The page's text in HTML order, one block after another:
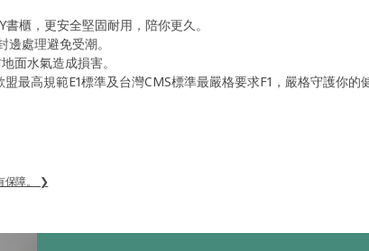
櫃，更安全堅固耐用，陪你更久。
處理避免受潮。
面水氣造成損害。
最高規範E1標準及台灣CMS標準最嚴格要求F1，嚴格守護你的
保障。 ❯